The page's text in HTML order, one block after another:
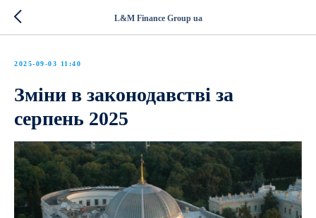
L&M Finance Group ua
2025-09-03 11:40
Зміни в законодавстві за
серпень 2025